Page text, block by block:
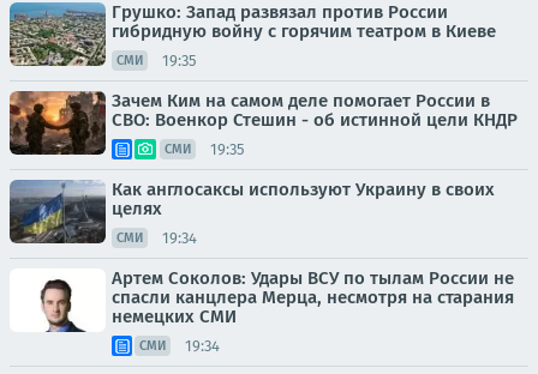
Грушко: Запад развязал против России
гибридную войну с горячим театром в Киеве
СМИ 19:35
Зачем Ким на самом деле помогает России в
СВО: Военкор Стешин - об истинной цели КНДР
СМИ 19:35
Как англосаксы используют Украину в своих
целях
СМИ 19:34
Артем Соколов: Удары ВСУ по тылам России не
спасли канцлера Мерца, несмотря на старания
немецких СМИ
СМИ 19:34